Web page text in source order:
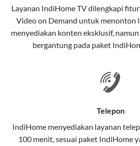
pelanggan. Teknologi ini memiliki
keunggulan:
Kecepatan Tinggi
dibandingkan kabel tembaga atau
elektromagnetik, sehingga
Layanan IndiHome TVdilengkapi fitur
Video on Demand untuk menonton
menyediakan konten eksklusif,
bergantung pada paket
Telepon
IndiHome menyediakan layanan
100 menit, sesuai paket IndiHome